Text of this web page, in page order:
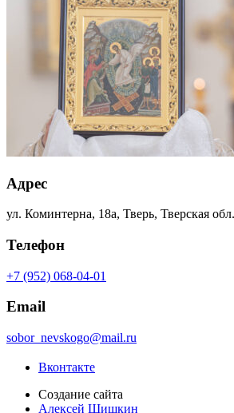
Адрес
ул. Коминтерна, 18а, Тверь, Тверская
Телефон
+7 (952) 068-04-01
Email
sobor_nevskogo@mail.ru
Вконтакте
Создание сайта
Алексей Шишкин